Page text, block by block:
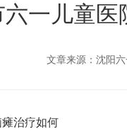
一儿童医
文章来源：沈阳
治疗如何